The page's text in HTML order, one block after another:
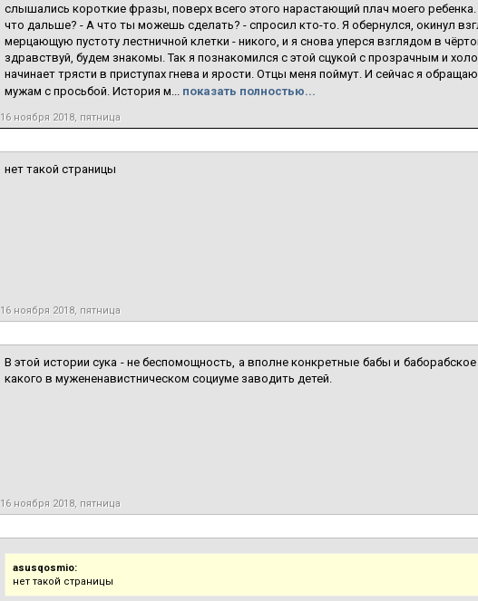
слышались короткие фразы, поверх всего этого нарастающий плач моего
что дальше? - А что ты можешь сделать? - спросил кто-то. Я обернулся, окинул
мерцающую пустоту лестничной клетки - никого, и я снова уперся взглядом в
здравствуй, будем знакомы. Так я познакомился с этой сцукой с прозрачным и
начинает трясти в приступах гнева и ярости. Отцы меня поймут. И сейчас я
мужам с просьбой. История м... показать полностью...
16 ноября 2018, пятница
нет такой страницы
16 ноября 2018, пятница
В этой истории сука - не беспомощность, а вполне конкретные бабы и
какого в мужененавистническом социуме заводить детей.
16 ноября 2018, пятница
asusqosmio:
нет такой страницы